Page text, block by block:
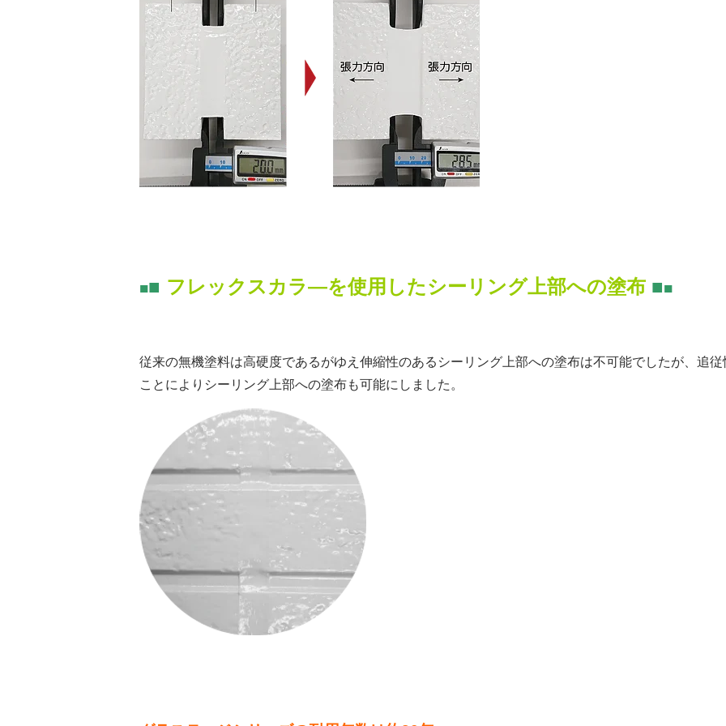
■■ フレックスカラ―を使用したシーリング上部への塗布 ■■
従来の無機塗料は高硬度であるがゆえ伸縮性のあるシーリング上部への塗布は不可能でしたが、追
ことによりシーリング上部への塗布も可能にしました。